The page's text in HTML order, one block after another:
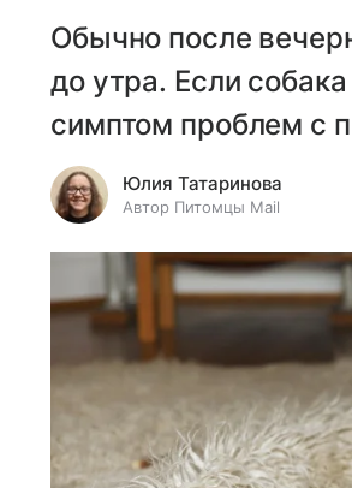
Обычно после
до утра. Если
симптом проблем с
Юлия Татаринова
Автор Питомцы Mail